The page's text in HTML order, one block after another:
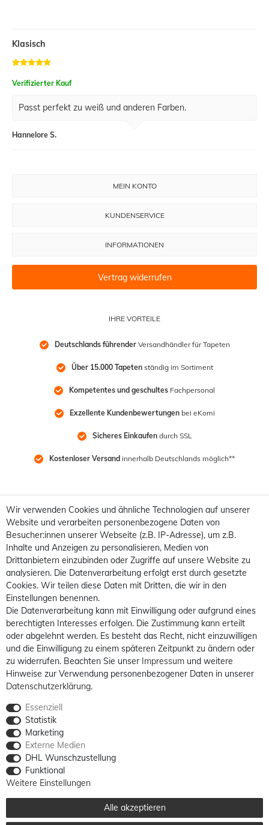
Klasisch
Verifizierter Kauf
Passt perfekt zu weiß und anderen Farben.
Hannelore S.
IHRE VORTEILE
Deutschlands führender Versandhändler für Tapeten
Über 15.000 Tapeten ständig im Sortiment
Kompetentes und geschultes Fachpersonal
Exzellente Kundenbewertungen bei eKomi
Sicheres Einkaufen durch SSL
Kostenloser Versand innerhalb Deutschlands möglich**
MEIN KONTO
KUNDENSERVICE
INFORMATIONEN
Vertrag widerrufen
Wir verwenden Cookies und ähnliche Technologien auf unserer
Website und verarbeiten personenbezogene Daten von
Besucher:innen unserer Webseite (z.B. IP-Adresse), um z.B.
Inhalte und Anzeigen zu personalisieren, Medien von
Drittanbietern einzubinden oder Zugriffe auf unsere Website zu
analysieren. Die Datenverarbeitung erfolgt erst durch gesetzte
Cookies. Wir teilen diese Daten mit Dritten, die wir in den
Einstellungen benennen.
Die Datenverarbeitung kann mit Einwilligung oder aufgrund eines
berechtigten Interesses erfolgen. Die Zustimmung kann erteilt
oder abgelehnt werden. Es besteht das Recht, nicht einzuwilligen
und die Einwilligung zu einem späteren Zeitpunkt zu ändern oder
zu widerrufen. Beachten Sie unser Impressum und weitere
Hinweise zur Verwendung personenbezogener Daten in unserer
Daten­schutz­erklärung.
Essenziell
Statistik
Marketing
Externe Medien
DHL Wunschzustellung
Funktional
Weitere Einstellungen
Alle akzeptieren